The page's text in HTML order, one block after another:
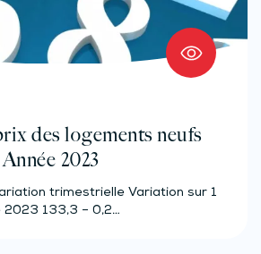
des logements neufs
2023
trimestrielle Variation sur 1
133,3 – 0,2…